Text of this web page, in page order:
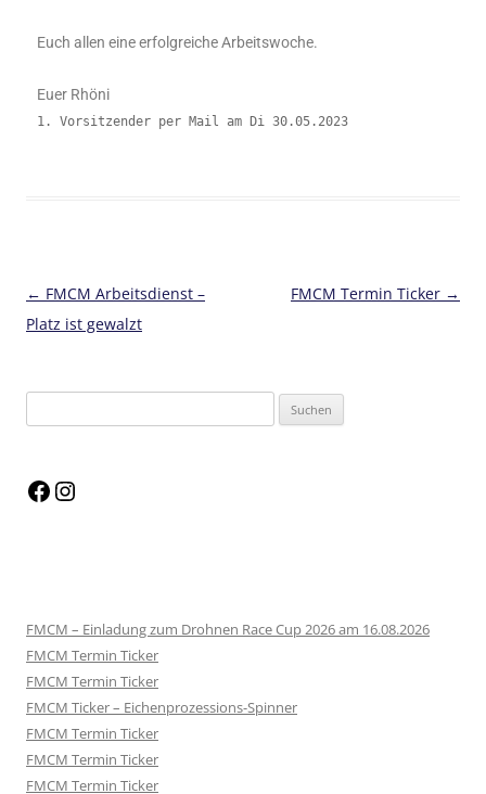
Euch allen eine erfolgreiche Arbeitswoche.
Euer Rhöni
1. Vorsitzender per Mail am Di 30.05.2023
Beitragsnavigation
← FMCM Arbeitsdienst –
Platz ist gewalzt
FMCM Termin Ticker →
FMCM – Einladung zum Drohnen Race Cup 2026 am 16.08.2026
FMCM Termin Ticker
FMCM Termin Ticker
FMCM Ticker – Eichenprozessions-Spinner
FMCM Termin Ticker
FMCM Termin Ticker
FMCM Termin Ticker